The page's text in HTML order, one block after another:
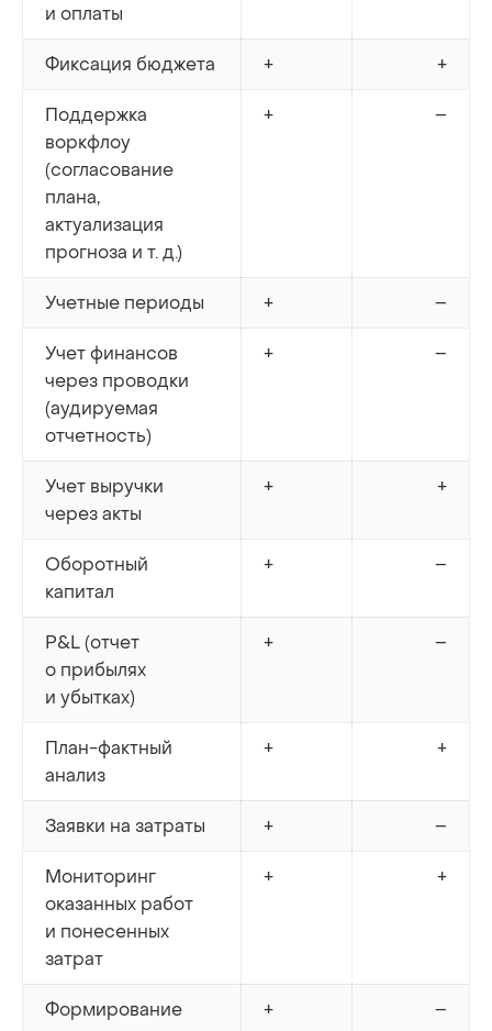
и оплаты
Фиксация бюджета + +
Поддержка
воркфлоу
(согласование
плана,
актуализация
прогноза и т. д.)
+ –
Учетные периоды + –
Учет финансов
через проводки
(аудируемая
отчетность)
+ –
Учет выручки
через акты
+ +
Оборотный
капитал
+ –
P&L (отчет
о прибылях
и убытках)
+ –
План-фактный
анализ
+ +
Заявки на затраты + –
Мониторинг
оказанных работ
и понесенных
затрат
+ +
Формирование
+ –